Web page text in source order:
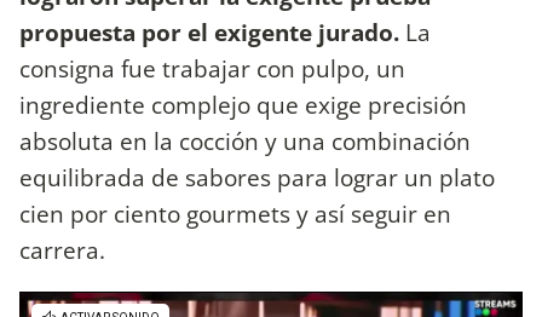
propuesta por el exigente jurado. La
consigna fue trabajar con pulpo, un
ingrediente complejo que exige precisión
absoluta en la cocción y una combinación
equilibrada de sabores para lograr un plato
cien por ciento gourmets y así seguir en
carrera.